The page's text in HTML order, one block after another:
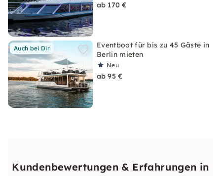
ab 170 €
Auch bei Dir
Eventboot für bis zu 45 Gäste in
Berlin mieten
Neu
ab 95 €
Kundenbewertungen & Erfahrungen in